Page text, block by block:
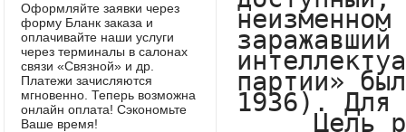
Оформляйте заявки через
форму Бланк заказа и
оплачивайте наши услуги
через терминалы в салонах
связи «Связной» и др.
Платежи зачисляются
мгновенно. Теперь возможна
онлайн оплата! Сэкономьте
Ваше время!